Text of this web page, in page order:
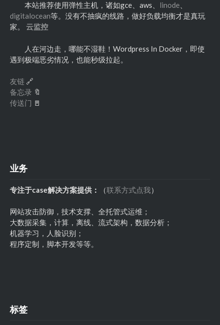
本站推荐使用弹性主机，诸如gce、aws、 linode
digitalocean等。没有不抽疯的线路，做好负载均衡才是真玩
家。 云监控
人在河边走，哪能不湿鞋！Wordpress In Docker，即使
遇到极端恶劣情况，也能秒级拉起。
友链 🔗
备忘录 🔖
传送门 🚪
业务
专注于case解决方案提供： （联系方式点我）
网站攻击防御，技术支撑、全托管式运维；
大数据采集，计算，离线、流式架构，数据分析；
机器学习，人脸识别；
程序定制，脚本开发等等。
标签